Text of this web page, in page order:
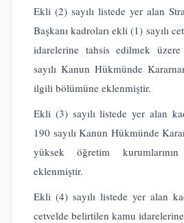
Ekli (2) sayılı listede yer alan
Başkanı kadroları ekli (1) sayılı
idarelerine tahsis edilmek
sayılı Kanun Hükmünde
ilgili bölümüne eklenmiştir.
Ekli (3) sayılı listede yer alan
190 sayılı Kanun Hükmünde
yüksek öğretim
eklenmiştir.
Ekli (4) sayılı listede yer alan
cetvelde belirtilen kamu